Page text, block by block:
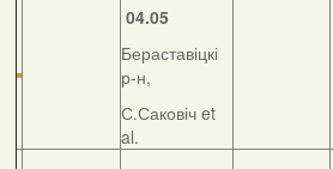
04.05
Бераставіцкі
р-н,
С.Саковіч et
al.